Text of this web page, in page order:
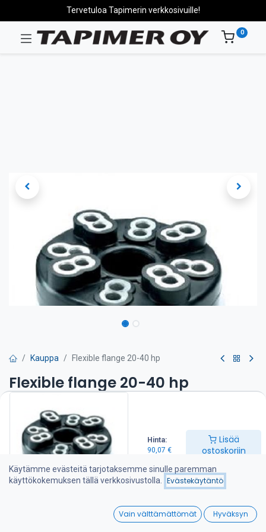
Hinta:
90,07 €
Lisää
ostoskoriin
Wishlist
Tervetuloa Tapimerin verkkosivuille!
0
Kauppa Flexible flange 20-40 hp
Flexible flange 20-40 hp
Joustava akselikytkin, FC 02.200- tehon kesto 200 Nm
Joustava akselikytkin asennetaan merivaihteen ulostulolaipan ja
akselin väliin vaimentamaan moottorista ja akselista tulevia melua
aiheuttavia värähtelyjä. Samalla se suojaa merivaihdetta jatkuvilta
vääntövärähtelyiskuilta. Vahingon sattuessa joustava akselikytkin
suojelee voimansiirtolinjan kalliimpia osia murtumalla
ensimmäisenä, kuitenkin vasta vaarallisen kovan iskun sattuessa.
Käytämme evästeitä tarjotaksemme sinulle paremman
käyttökokemuksen tällä verkkosivustolla.
Evästekäytäntö
Vain välttämättömät Hyväksyn